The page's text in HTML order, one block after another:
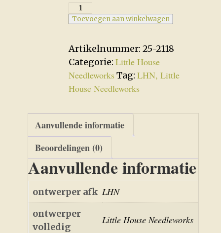
Joy
To
World
aantal
Toevoegen aan winkelwagen
Artikelnummer: 25-2118
Categorie: Little House
Needleworks Tag: LHN, Little
House Needleworks
Aanvullende informatie
Beoordelingen (0)
Aanvullende informatie
ontwerper afk LHN
ontwerper
volledig
Little House Needleworks